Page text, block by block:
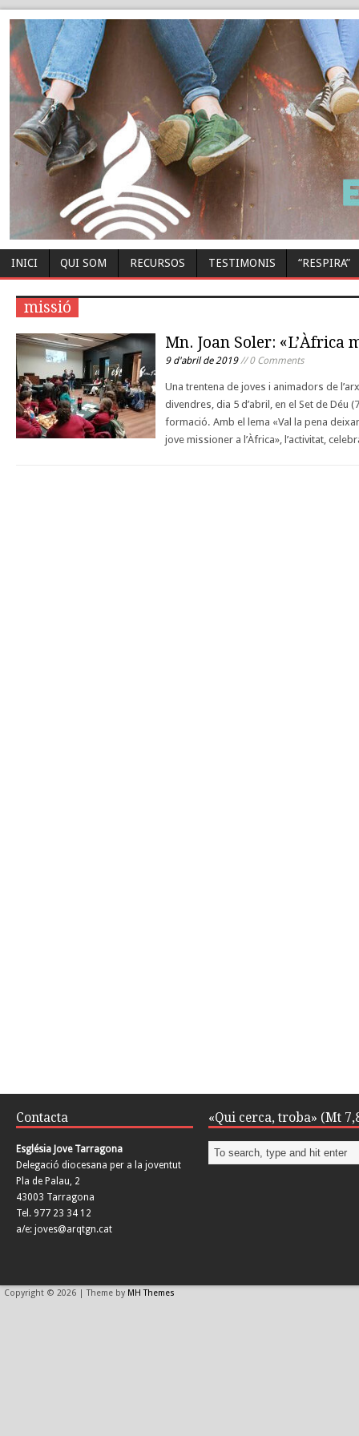
INICI QUI SOM RECURSOS TESTIMONIS “RESPIRA”
missió
Mn. Joan Soler: «L’Àfrica
9 d'abril de 2019// 0 Comments
Una trentena de joves i animadors de
divendres, dia 5 d’abril, en el Set de Déu
formació. Amb el lema «Val la pena
jove missioner a l’Àfrica», l’activitat,
Contacta
Església Jove Tarragona
Delegació diocesana per a la joventut
Pla de Palau, 2
43003 Tarragona
Tel. 977 23 34 12
a/e: joves@arqtgn.cat
«Qui cerca, troba» (Mt
Copyright © 2026 | Theme by MH Themes